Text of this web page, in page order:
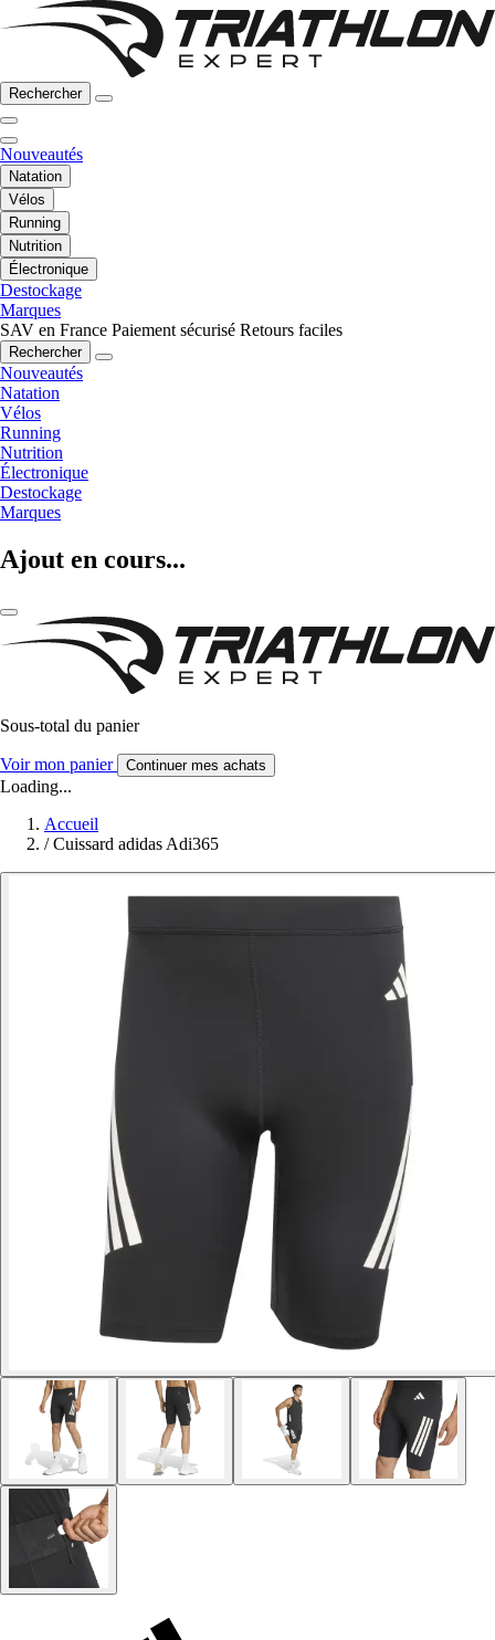
Rechercher
Nouveautés
Natation
Vélos
Running
Nutrition
Électronique
Destockage
Marques
SAV en France Paiement sécurisé Retours faciles
Rechercher
Nouveautés
Natation
Vélos
Running
Nutrition
Électronique
Destockage
Marques
Ajout en cours...
Sous-total du panier
Voir mon panier Continuer mes achats
Loading...
Accueil
/ Cuissard adidas Adi365